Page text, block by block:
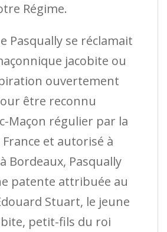
Régime.
Pasqually se réclamait
jacobite ou
ouvertement
être reconnu
Maçon régulier par la
et autorisé à
Bordeaux, Pasqually
patente attribuée au
Stuart, le jeune
petit-fils du roi